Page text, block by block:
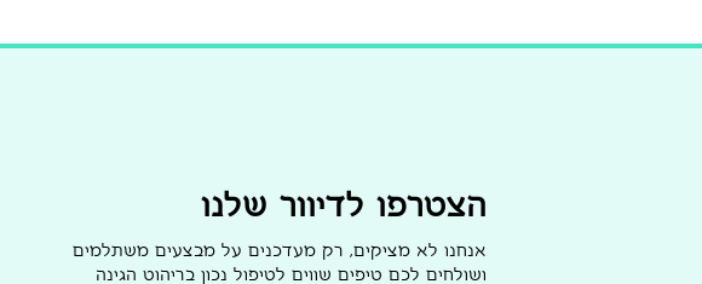
הצטרפו לדיוור שלנו
אנחנו לא מציקים, רק מעדכנים על מבצעים משתלמים
ושולחים לכם טיפים שווים לטיפול נכון בריהוט הגינה